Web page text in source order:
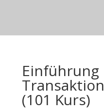
Einführung
(101 Kurs)